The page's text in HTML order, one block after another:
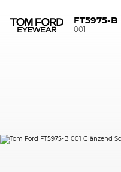
FT5975-B
001